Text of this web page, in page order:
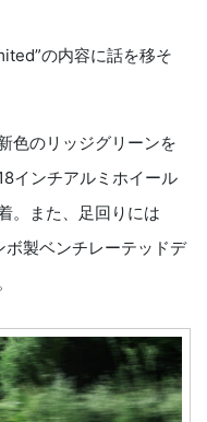
の内容に話を移そ
色のリッジグリーンを
インチアルミホイール
。また、足回りには
製ベンチレーテッドデ